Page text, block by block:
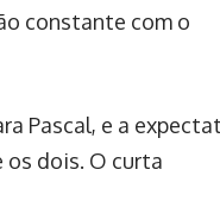
constante com o
Pascal, e a
os dois. O curta